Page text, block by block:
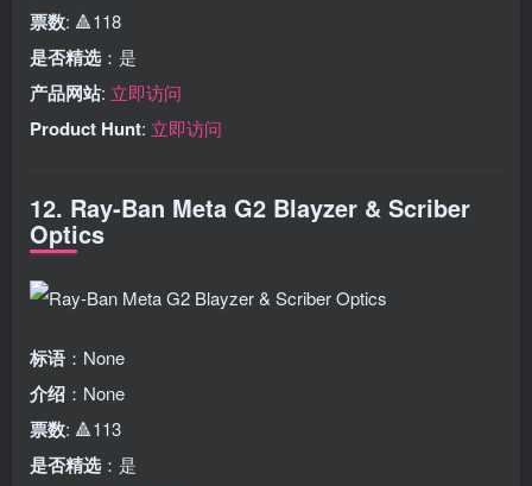
票数: 🔺118
是否精选 ：是
产品网站: 立即访问
Product Hunt: 立即访问
12. Ray-Ban Meta G2 Blayzer & Scriber
Optics
标语 ：None
介绍 ：None
票数: 🔺113
是否精选 ：是